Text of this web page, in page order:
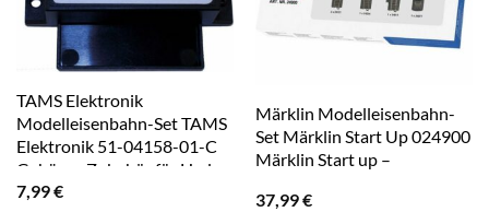
TAMS Elektronik
Modelleisenbahn-Set TAMS
Elektronik 51-04158-01-C
Gehäuse Zubehör für Hades
– Gleismodul
7,99€
Märklin Modelleisenbahn-
Set Märklin Start Up 024900
Märklin Start up –
37,99€